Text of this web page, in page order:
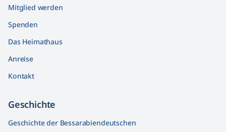
Mitglied werden
Spenden
Das Heimathaus
Anreise
Kontakt
Geschichte
Geschichte der Bessarabiendeutschen